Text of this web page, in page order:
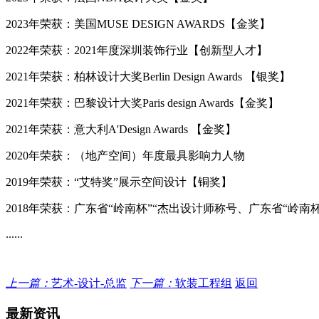
2023年荣获：美国MUSE DESIGN AWARDS【金奖】
2022年荣获：2021年度深圳装饰行业【创新型人才】
2021年荣获：柏林设计大奖Berlin Design Awards 【银奖】
2021年荣获：巴黎设计大奖Paris design Awards【金奖】
2021年荣获：意大利A'Design Awards 【金奖】
2020年荣获：（地产空间）年度最具影响力人物
2019年荣获：“艾特奖”展示空间设计【铜奖】
2018年荣获：广东省“岭南杯”“杰出设计师称号、广东省“岭南
......
上一篇： 艺术-设计-总监 下一篇： 软装工程组 返回
最新资讯